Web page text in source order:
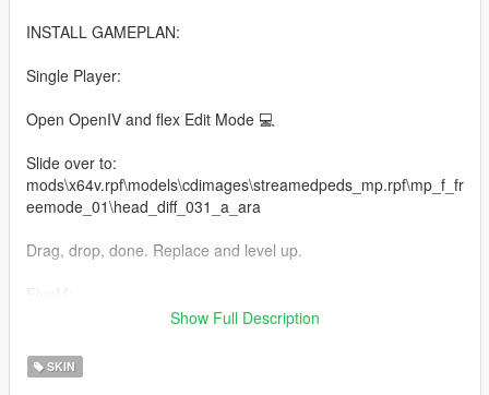
INSTALL GAMEPLAN:
Single Player:
Open OpenIV and flex Edit Mode 💻
Slide over to:
mods\x64v.rpf\models\cdimages\streamedpeds_mp.rpf\mp_f_fr
eemode_01\head_diff_031_a_ara
Drag, drop, done. Replace and level up.
Swaps Out Skin ID 31 💎
Show Full Description
SKIN